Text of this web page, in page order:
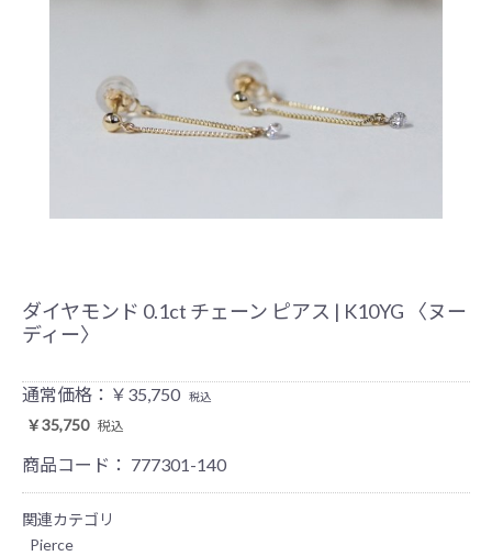
ダイヤモンド 0.1ct チェーン ピアス | K10YG 〈ヌー
ディー〉
通常価格：￥35,750 税込
￥35,750 税込
商品コード： 777301-140
関連カテゴリ
Pierce